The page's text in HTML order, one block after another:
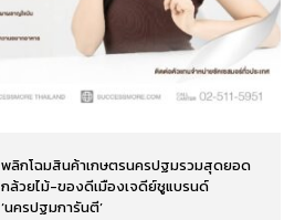
พลิกโฉมสินค้าเกษตรนครปฐมรวมสุดยอด
กล้วยไม้-ของดีเมืองเจดีย์ชูแบรนด์
‘นครปฐมการันตี’